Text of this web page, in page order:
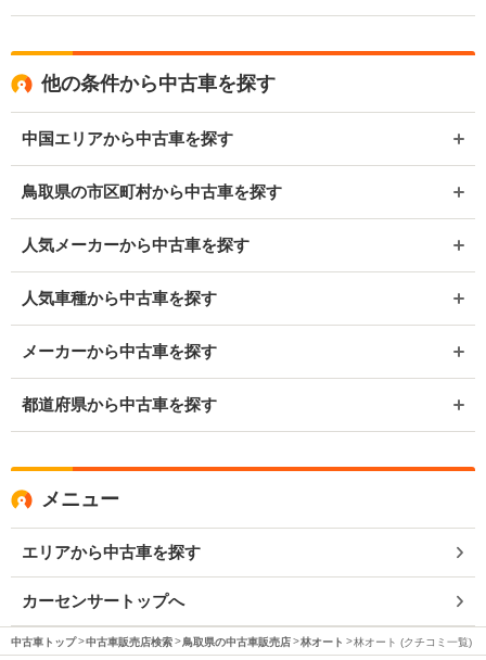
他の条件から中古車を探す
中国エリアから中古車を探す
鳥取県の市区町村から中古車を探す
人気メーカーから中古車を探す
人気車種から中古車を探す
メーカーから中古車を探す
都道府県から中古車を探す
メニュー
エリアから中古車を探す
カーセンサートップへ
中古車トップ 中古車販売店検索 鳥取県の中古車販売店 林オート 林オート (クチコミ一覧)